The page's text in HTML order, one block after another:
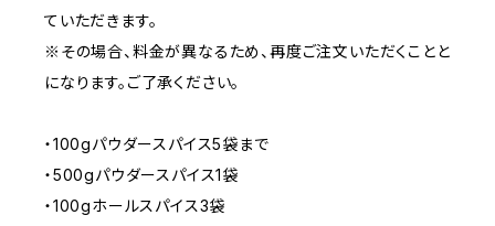
ていただきます。
※その場合、料金が異なるため、再度ご注文いただくことと
になります。ご了承ください。
・100gパウダースパイス5袋まで
・500gパウダースパイス1袋
・100gホールスパイス3袋